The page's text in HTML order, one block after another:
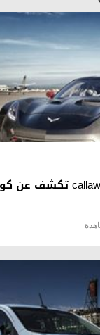
قراءة المقال
قراءة المقال